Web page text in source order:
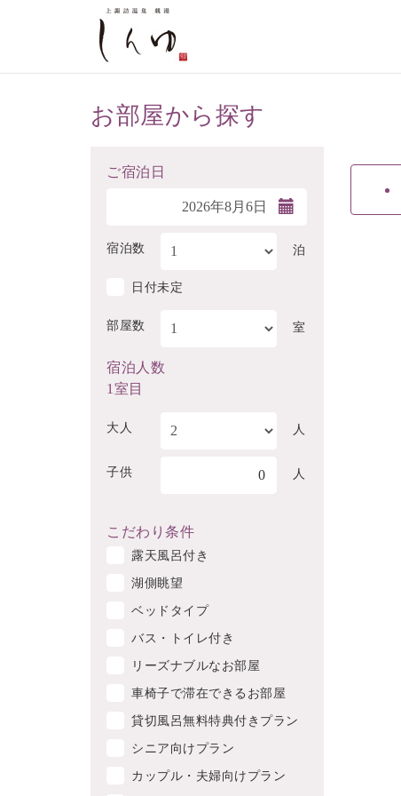
お部屋から探す
ご宿泊日
宿泊数 泊
日付未定
部屋数 室
宿泊人数
1室目
大人 人
子供 0 人
こだわり条件
露天風呂付き
湖側眺望
ベッドタイプ
バス・トイレ付き
リーズナブルなお部屋
車椅子で滞在できるお部屋
貸切風呂無料特典付きプラン
シニア向けプラン
カップル・夫婦向けプラン